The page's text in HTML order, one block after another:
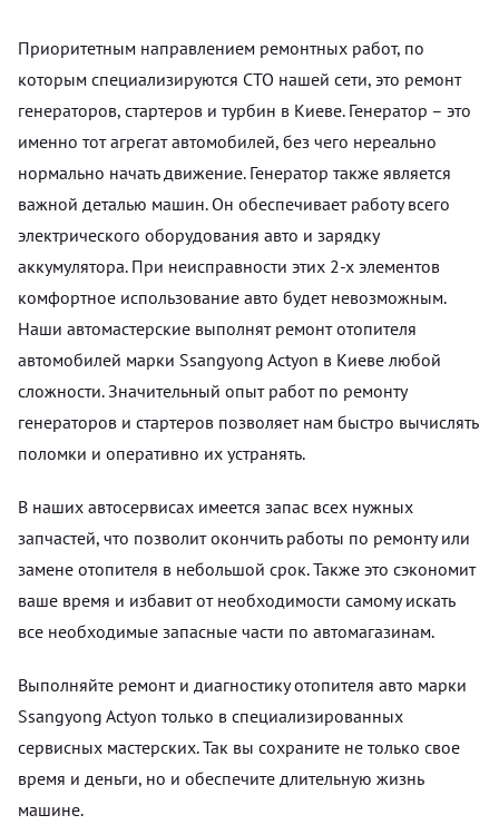
Приоритетным направлением ремонтных работ, по
которым специализируются СТО нашей сети, это ремонт
генераторов, стартеров и турбин в Киеве. Генератор – это
именно тот агрегат автомобилей, без чего нереально
нормально начать движение. Генератор также является
важной деталью машин. Он обеспечивает работу всего
электрического оборудования авто и зарядку
аккумулятора. При неисправности этих 2-х элементов
комфортное использование авто будет невозможным.
Наши автомастерские выполнят ремонт отопителя
автомобилей марки Ssangyong Actyon в Киеве любой
сложности. Значительный опыт работ по ремонту
генераторов и стартеров позволяет нам быстро вычислять
поломки и оперативно их устранять.
В наших автосервисах имеется запас всех нужных
запчастей, что позволит окончить работы по ремонту или
замене отопителя в небольшой срок. Также это сэкономит
ваше время и избавит от необходимости самому искать
все необходимые запасные части по автомагазинам.
Выполняйте ремонт и диагностику отопителя авто марки
Ssangyong Actyon только в специализированных
сервисных мастерских. Так вы сохраните не только свое
время и деньги, но и обеспечите длительную жизнь
машине.